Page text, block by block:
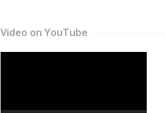
Video on YouTube